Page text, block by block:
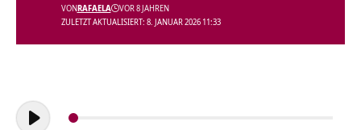
ZULETZT AKTUALISIERT: 8. JANUAR 2026 11:33
VONRAFAELA VOR 8 JAHREN
Audio-